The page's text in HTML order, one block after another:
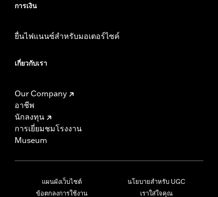
การเงิน
ยื่นไฟแนนซ์สำหรับมอเตอร์ไซค์
เกี่ยวกับเรา
Our Company
อาชีพ
นักลงทุน
การเยี่ยมชมโรงงาน
Museum
แผนผังเว็บไซต์
ข้อตกลงการใช้งาน
นโยบายสำหรับ UGC
เราใส่ใจคุณ